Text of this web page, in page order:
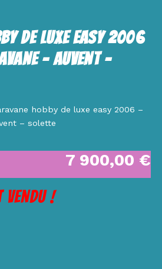
De Luxe Easy 2006
– Auvent –
hobby de luxe easy 2006 –
– solette
7 900,00 €
vendu !